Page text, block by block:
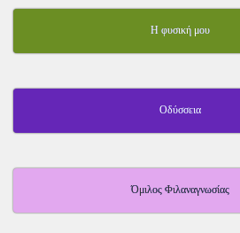
Η φυσική μου
Οδύσσεια
Όμιλος Φιλαναγνωσίας